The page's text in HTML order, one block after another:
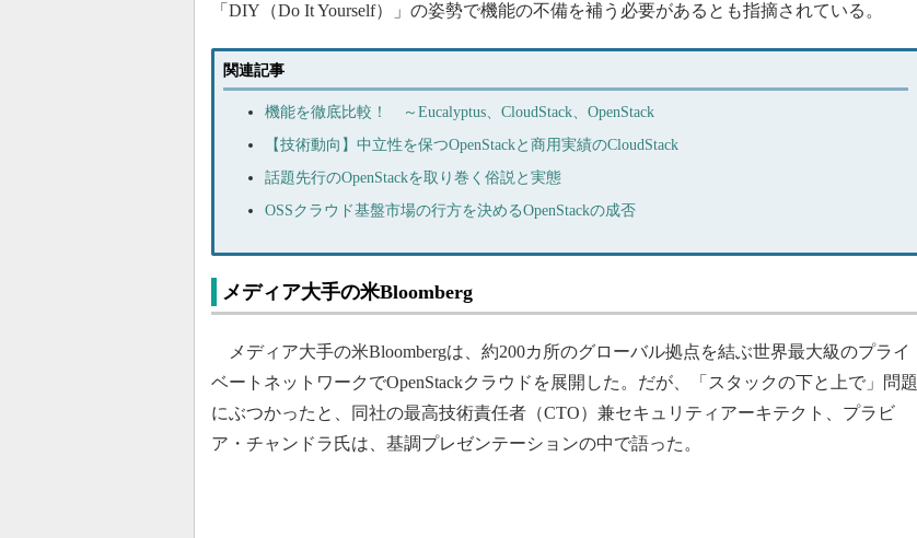
「DIY（Do It Yourself）」の姿勢で機能の不備を補う必要があるとも指摘されている。
関連記事
機能を徹底比較！ ～Eucalyptus、CloudStack、OpenStack
【技術動向】中立性を保つOpenStackと商用実績のCloudStack
話題先行のOpenStackを取り巻く俗説と実態
OSSクラウド基盤市場の行方を決めるOpenStackの成否
メディア大手の米Bloomberg
メディア大手の米Bloombergは、約200カ所のグローバル拠点を結ぶ世界最大級のプライ
ベートネットワークでOpenStackクラウドを展開した。だが、「スタックの下と上で」問題
にぶつかったと、同社の最高技術責任者（CTO）兼セキュリティアーキテクト、プラビ
ア・チャンドラ氏は、基調プレゼンテーションの中で語った。